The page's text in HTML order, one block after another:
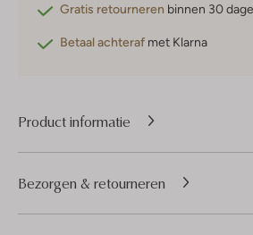
Gratis retourneren binnen 30
Betaal achteraf met Klarna
Product informatie
Bezorgen & retourneren